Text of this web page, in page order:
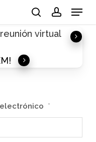
Menu
virtual
*